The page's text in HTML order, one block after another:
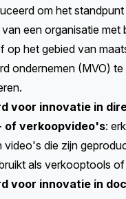
om het
een organisatie met
op het gebied van
ondernemen (MVO) te
voor innovatie in
of verkoopvideo's:
video's die zijn
als verkooptools
voor innovatie in